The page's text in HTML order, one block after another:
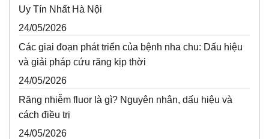
Uy Tín Nhất Hà Nội
24/05/2026
Các giai đoạn phát triển của bệnh nha chu: Dấu hiệu
và giải pháp cứu răng kịp thời
24/05/2026
Răng nhiễm fluor là gì? Nguyên nhân, dấu hiệu và
cách điều trị
24/05/2026